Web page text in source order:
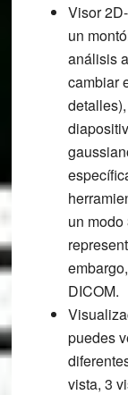
Visor
un
análisis
cambiar
un
DICOM.
puedes
vista, 3